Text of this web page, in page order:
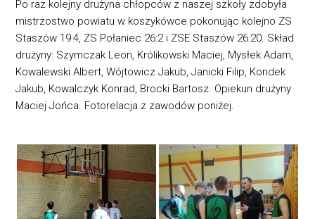
Po raz kolejny drużyna chłopców z naszej szkoły zdobyła
mistrzostwo powiatu w koszykówce pokonując kolejno ZS
Staszów 19:4, ZS Połaniec 26:2 i ZSE Staszów 26:20. Skład
drużyny: Szymczak Leon, Królikowski Maciej, Mysłek Adam,
Kowalewski Albert, Wójtowicz Jakub, Janicki Filip, Kondek
Jakub, Kowalczyk Konrad, Brocki Bartosz. Opiekun drużyny
Maciej Jońca. Fotorelacja z zawodów poniżej.